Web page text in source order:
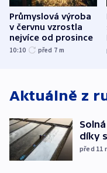
Průmyslová výroba
v červnu vzrostla
nejvíce od prosince
10:10 před 7 m
Aktuálně z
díky
před 11